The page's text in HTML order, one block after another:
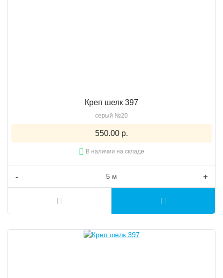
Креп шелк 397
серый №20
550.00 р.
В наличии на складе
- +